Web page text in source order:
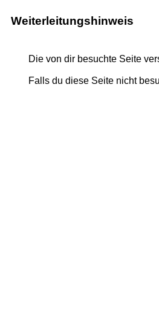
Weiterleitungshinweis
Die von dir besuchte Seite
Falls du diese Seite nicht